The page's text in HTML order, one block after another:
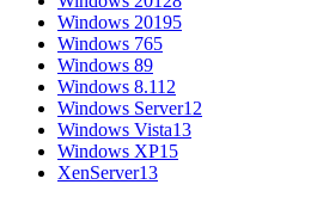
Windows 20195
Windows 765
Windows 89
Windows 8.112
Windows Server12
Windows Vista13
Windows XP15
XenServer13